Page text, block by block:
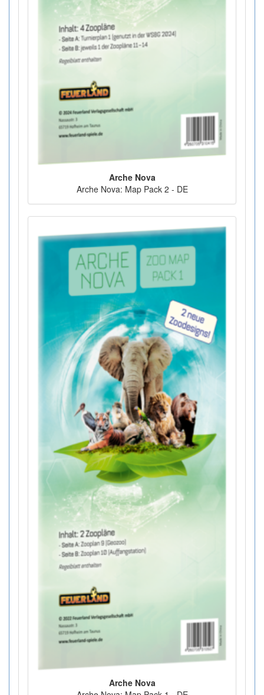
Arche Nova
Arche Nova: Map Pack 2 - DE
Arche Nova